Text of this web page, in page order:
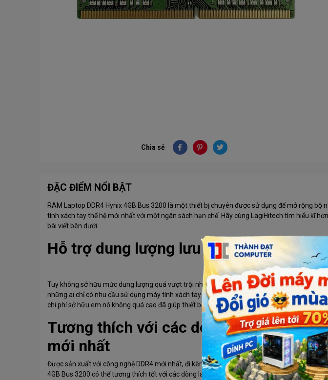
Chia sẻ
ĐẶC ĐIỂM NỔI BẬT
RAM Laptop DDR4 Hynix 4GB Bus 3200 là một thiết bị chuyên được sử dụng để mở rộng bộ
tính xách tay thế hệ mới nhất với một ngân sách hạn chế. Hãy cùng LagiHitech tìm hiểu kĩ
bài viết bên dưới
Hỗ trợ dung lượng lưu trữ tối đa lên tới
Tuy không sở hữu mức dung lượng quá vượt trội nhưng RAM Laptop DDR4 Hynix 4GB Bus
những ai chỉ có nhu cầu sử dụng máy tính xách tay của mình cho các tác vụ văn phòng cơ
chi phí sở hữu em nó không quá cao đã giúp thiết bị này có thể tiếp cận với nhiều người dùng
Tương thích với các dòng máy tính
mới nhất
Được sản xuất với công nghệ DDR4 mới nhất, đi kèm xung nhịp hỗ trợ tối đa lên tới
4GB Bus 3200 có thể tương thích tốt với các dòng laptop thế hệ mới nhất hiện nay và mang